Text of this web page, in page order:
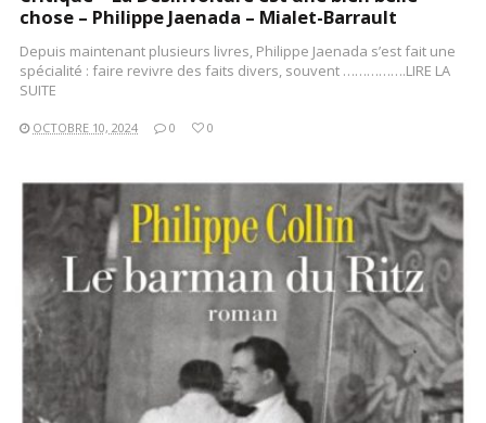
chose – Philippe Jaenada – Mialet-Barrault
Depuis maintenant plusieurs livres, Philippe Jaenada s’est fait une
spécialité : faire revivre des faits divers, souvent …………….LIRE LA
SUITE
OCTOBRE 10, 2024 0 0